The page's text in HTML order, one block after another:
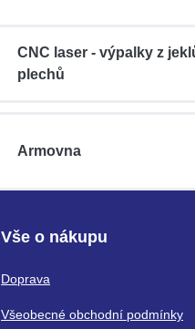
CNC laser - výpalky z
plechů
Armovna
Vše o nákupu
Doprava
Všeobecné obchodní podmínky